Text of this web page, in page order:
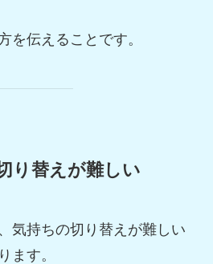
を伝えることです。
り替えが難しい
気持ちの切り替えが難しい
ます。